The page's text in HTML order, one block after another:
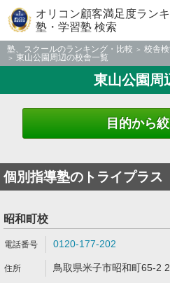
オリコン顧客満足度ラン
塾・学習塾 検索
塾、スクールのランキング・比較 校舎
東山公園周辺の校舎一覧
東山公園周
目的から
個別指導塾のトライプラス
昭和町校
0120-177-202
鳥取県米子市昭和町65-2